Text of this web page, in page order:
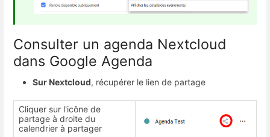
Consulter un agenda Nextcloud
dans Google Agenda
Sur Nextcloud, récupérer le lien de partage
Cliquer sur l'icône de
partage à droite du
calendrier à partager